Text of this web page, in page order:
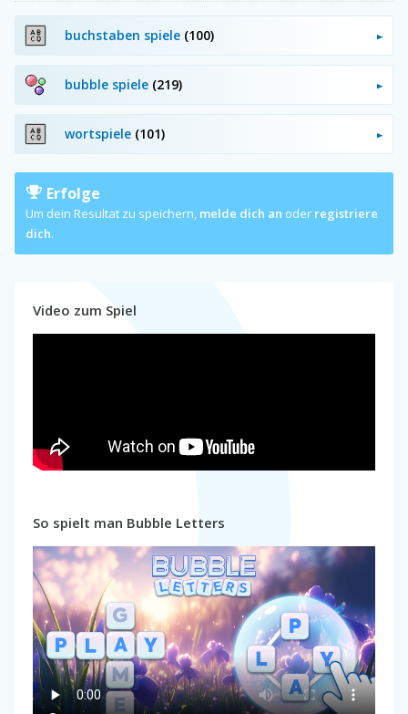
buchstaben spiele (100)
bubble spiele (219)
wortspiele (101)
Erfolge
Um dein Resultat zu speichern, melde dich an oder registriere
dich.
Video zum Spiel
So spielt man Bubble Letters